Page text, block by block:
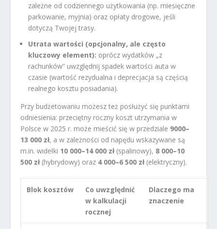
zależne od codziennego użytkowania (np. miesięczne
parkowanie, myjnia) oraz opłaty drogowe, jeśli
dotyczą Twojej trasy.
Utrata wartości (opcjonalny, ale często
kluczowy element): oprócz wydatków „z
rachunków” uwzględnij spadek wartości auta w
czasie (wartość rezydualna i deprecjacja są częścią
realnego kosztu posiadania).
Przy budżetowaniu możesz też posłużyć się punktami
odniesienia: przeciętny roczny koszt utrzymania w
Polsce w 2025 r. może mieścić się w przedziale 9000–
13 000 zł, a w zależności od napędu wskazywane są
m.in. widełki 10 000–14 000 zł(spalinowy), 8 000–10
500 zł(hybrydowy) oraz 4 000–6 500 zł(elektryczny).
Blok kosztów
Co uwzględnić
w kalkulacji
rocznej
Dlaczego ma
znaczenie